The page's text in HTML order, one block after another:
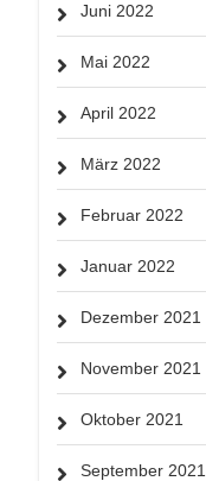
Juni 2022
Mai 2022
April 2022
März 2022
Februar 2022
Januar 2022
Dezember 2021
November 2021
Oktober 2021
September 2021